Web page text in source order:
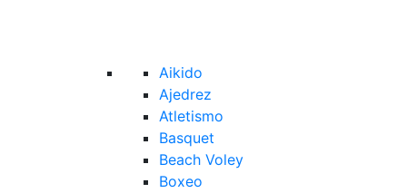
Aikido
Ajedrez
Atletismo
Basquet
Beach Voley
Boxeo